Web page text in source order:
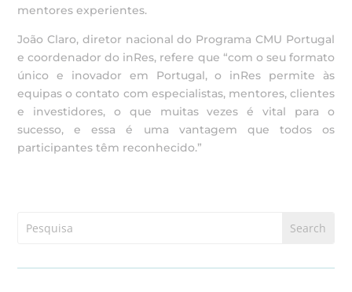
mentores experientes.
João Claro, diretor nacional do Programa CMU Portugal
e coordenador do inRes, refere que “com o seu formato
único e inovador em Portugal, o inRes permite às
equipas o contato com especialistas, mentores, clientes
e investidores, o que muitas vezes é vital para o
sucesso, e essa é uma vantagem que todos os
participantes têm reconhecido.”